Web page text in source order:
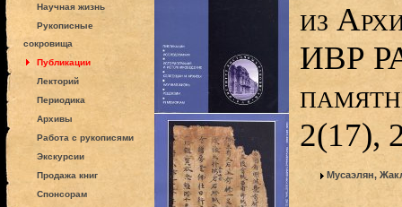
Научная жизнь
Рукописные
сокровища
Публикации
Лекторий
Периодика
Архивы
Работа с рукописями
Экскурсии
Продажа книг
Спонсорам
из
ИВР
2(17),
Мусаэлян,